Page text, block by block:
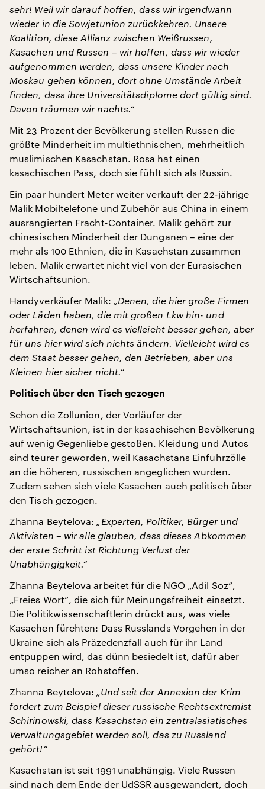
sehr! Weil wir darauf hoffen, dass wir irgendwann
wieder in die Sowjetunion zurückkehren. Unsere
Koalition, diese Allianz zwischen Weißrussen,
Kasachen und Russen – wir hoffen, dass wir wieder
aufgenommen werden, dass unsere Kinder nach
Moskau gehen können, dort ohne Umstände Arbeit
finden, dass ihre Universitätsdiplome dort gültig sind.
Davon träumen wir nachts.“
Mit 23 Prozent der Bevölkerung stellen Russen die
größte Minderheit im multiethnischen, mehrheitlich
muslimischen Kasachstan. Rosa hat einen
kasachischen Pass, doch sie fühlt sich als Russin.
Ein paar hundert Meter weiter verkauft der 22-jährige
Malik Mobiltelefone und Zubehör aus China in einem
ausrangierten Fracht-Container. Malik gehört zur
chinesischen Minderheit der Dunganen – eine der
mehr als 100 Ethnien, die in Kasachstan zusammen
leben. Malik erwartet nicht viel von der Eurasischen
Wirtschaftsunion.
Handyverkäufer Malik: „Denen, die hier große Firmen
oder Läden haben, die mit großen Lkw hin- und
herfahren, denen wird es vielleicht besser gehen, aber
für uns hier wird sich nichts ändern. Vielleicht wird es
dem Staat besser gehen, den Betrieben, aber uns
Kleinen hier sicher nicht.“
Politisch über den Tisch gezogen
Schon die Zollunion, der Vorläufer der
Wirtschaftsunion, ist in der kasachischen Bevölkerung
auf wenig Gegenliebe gestoßen. Kleidung und Autos
sind teurer geworden, weil Kasachstans Einfuhrzölle
an die höheren, russischen angeglichen wurden.
Zudem sehen sich viele Kasachen auch politisch über
den Tisch gezogen.
Zhanna Beytelova: „Experten, Politiker, Bürger und
Aktivisten – wir alle glauben, dass dieses Abkommen
der erste Schritt ist Richtung Verlust der
Unabhängigkeit.“
Zhanna Beytelova arbeitet für die NGO „Adil Soz“,
„Freies Wort“, die sich für Meinungsfreiheit einsetzt.
Die Politikwissenschaftlerin drückt aus, was viele
Kasachen fürchten: Dass Russlands Vorgehen in der
Ukraine sich als Präzedenzfall auch für ihr Land
entpuppen wird, das dünn besiedelt ist, dafür aber
umso reicher an Rohstoffen.
Zhanna Beytelova: „Und seit der Annexion der Krim
fordert zum Beispiel dieser russische Rechtsextremist
Schirinowski, dass Kasachstan ein zentralasiatisches
Verwaltungsgebiet werden soll, das zu Russland
gehört!“
Kasachstan ist seit 1991 unabhängig. Viele Russen
sind nach dem Ende der UdSSR ausgewandert, doch